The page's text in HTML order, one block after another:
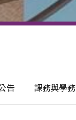
告 課務與學務